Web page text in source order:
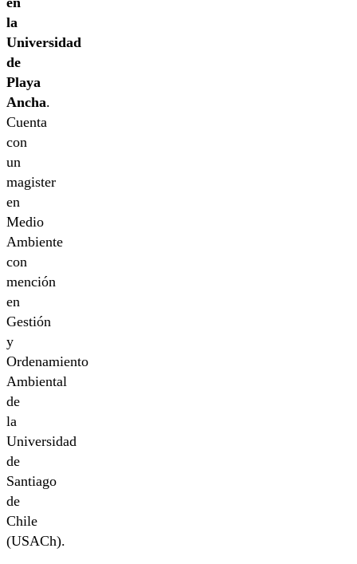
la
Universidad
de
Playa
Ancha.
Cuenta
con
un
magister
en
Medio
Ambiente
con
mención
en
Gestión
y
Ordenamiento
Ambiental
de
la
Universidad
de
Santiago
de
Chile
(USACh).